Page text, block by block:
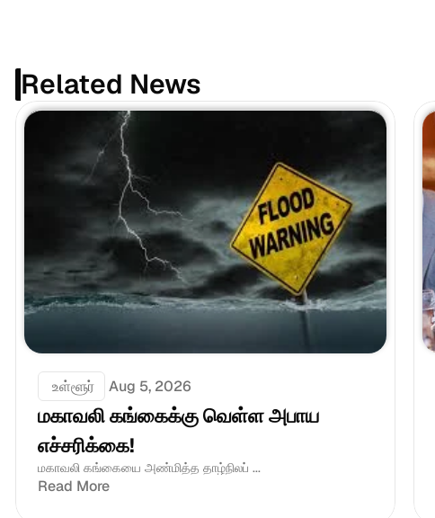
Related News
உள்ளூர் Aug 5, 2026
மகாவலி கங்கைக்கு வெள்ள அபாய
எச்சரிக்கை!
மகாவலி கங்கையை அண்மித்த தாழ்நிலப் ...
Read More